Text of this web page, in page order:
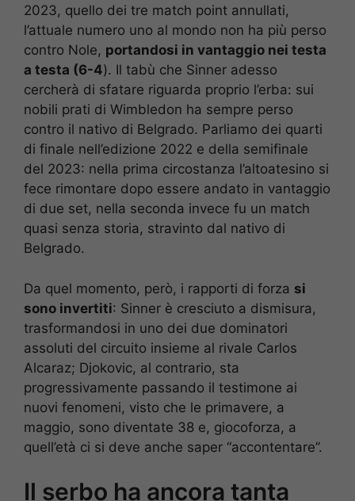
2023, quello dei tre match point annullati,
l’attuale numero uno al mondo non ha più perso
contro Nole, portandosi in vantaggio nei testa
a testa (6-4). Il tabù che Sinner adesso
cercherà di sfatare riguarda proprio l’erba: sui
nobili prati di Wimbledon ha sempre perso
contro il nativo di Belgrado. Parliamo dei quarti
di finale nell’edizione 2022 e della semifinale
del 2023: nella prima circostanza l’altoatesino si
fece rimontare dopo essere andato in vantaggio
di due set, nella seconda invece fu un match
quasi senza storia, stravinto dal nativo di
Belgrado.
Da quel momento, però, i rapporti di forza si
sono invertiti: Sinner è cresciuto a dismisura,
trasformandosi in uno dei due dominatori
assoluti del circuito insieme al rivale Carlos
Alcaraz; Djokovic, al contrario, sta
progressivamente passando il testimone ai
nuovi fenomeni, visto che le primavere, a
maggio, sono diventate 38 e, giocoforza, a
quell’età ci si deve anche saper “accontentare”.
Il serbo ha ancora tanta